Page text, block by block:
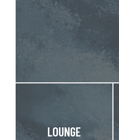
LOUNGE